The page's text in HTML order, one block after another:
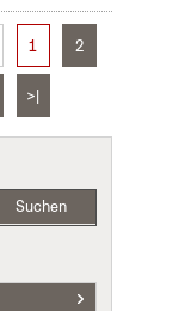
1 2
>|
Suchen